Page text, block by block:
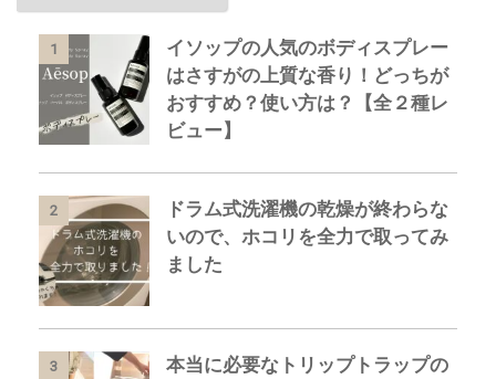
1
イソップの人気のボディスプレー
はさすがの上質な香り！どっちが
おすすめ？使い方は？【全２種レ
ビュー】
2
ドラム式洗濯機の乾燥が終わらな
いので、ホコリを全力で取ってみ
ました
3
本当に必要なトリップトラップの